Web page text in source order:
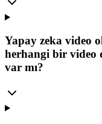
Yapay zeka video
herhangi bir video
var mı?